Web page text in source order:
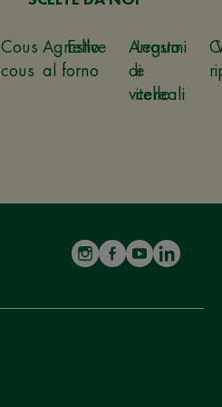
Cous
cous
Estive
Legumi
e
cereali
Agnello
al forno
Arrosto
di
vitello